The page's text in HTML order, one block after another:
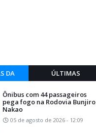
DA
ÚLTIMAS
Ônibus com 44 passageiros
pega fogo na Rodovia Bunjiro
Nakao
05 de agosto de 2026 - 12:09